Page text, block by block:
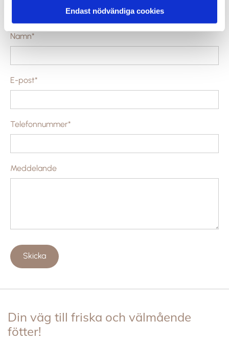
Endast nödvändiga cookies
Namn*
E-post*
Telefonnummer*
Meddelande
Din väg till friska och välmående
fötter!